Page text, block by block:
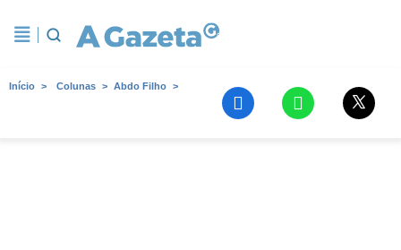
Início Colunas Abdo Filho